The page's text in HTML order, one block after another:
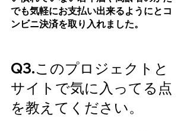
でも気軽にお支払い出来るようにとコ
ンビニ決済を取り入れました。
Q3.このプロジェクトと
サイトで気に入ってる点
を教えてください。